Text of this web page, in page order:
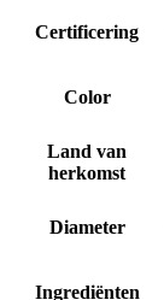
Certificering
Color
Land van
herkomst
Diameter
Ingrediënten